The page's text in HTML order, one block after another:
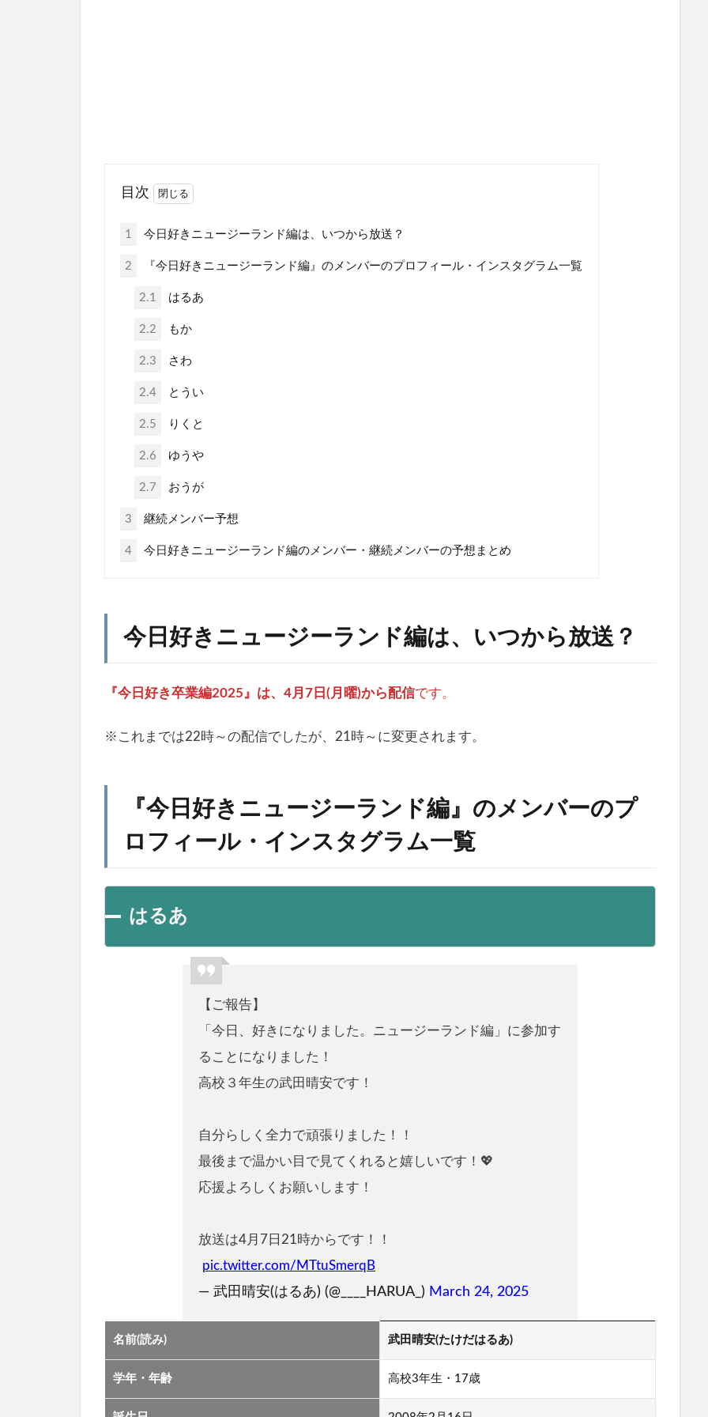
目次
1 今日好きニュージーランド編は、いつから放送？
2 『今日好きニュージーランド編』のメンバーのプロフィール・インスタグラム一覧
2.1 はるあ
2.2 もか
2.3 さわ
2.4 とうい
2.5 りくと
2.6 ゆうや
2.7 おうが
3 継続メンバー予想
4 今日好きニュージーランド編のメンバー・継続メンバーの予想まとめ
今日好きニュージーランド編は、いつから放送？
『今日好き卒業編2025』は、4月7日(月曜)から配信です。
※これまでは22時～の配信でしたが、21時～に変更されます。
『今日好きニュージーランド編』のメンバーのプ
ロフィール・インスタグラム一覧
はるあ
【ご報告】
「今日、好きになりました。ニュージーランド編」に参加す
ることになりました！
高校３年生の武田晴安です！
自分らしく全力で頑張りました！！
最後まで温かい目で見てくれると嬉しいです！💖
応援よろしくお願いします！
放送は4月7日21時からです！！
pic.twitter.com/MTtuSmerqB
— 武田晴安(はるあ) (@____HARUA_) March 24, 2025
名前(読み) 武田晴安(たけだはるあ)
学年・年齢 高校3年生・17歳